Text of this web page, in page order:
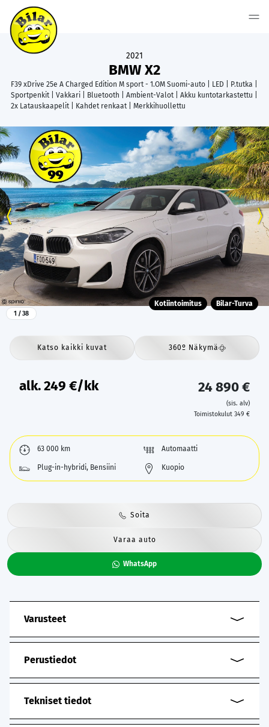
BMW X2
2021
F39 xDrive 25e A Charged Edition M sport - 1.OM Suomi-auto | LED | P.tutka |
Sportpenkit | Vakkari | Bluetooth | Ambient-Valot | Akku kuntotarkastettu |
2x Latauskaapelit | Kahdet renkaat | Merkkihuollettu
1 / 38
Kotiintoimitus Bilar-Turva
Katso kaikki kuvat 360º Näkymä
alk.249 €/kk 24 890 €
(sis. alv)
Toimistokulut 349 €
63 000 km Automaatti
Plug-in-hybridi, Bensiini Kuopio
Soita
Varaa auto
WhatsApp
Varusteet
Perustiedot
Tekniset tiedot